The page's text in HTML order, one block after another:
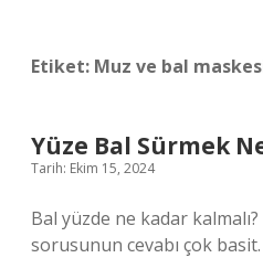
Etiket: Muz ve bal
Yüze Bal Sürmek
Tarih: Ekim 15, 2024
Bal yüzde ne kadar kalmalı?
sorusunun cevabı çok basit.